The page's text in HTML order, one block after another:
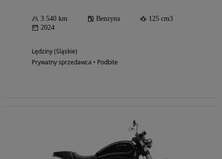
3 540 km Benzyna
125 cm3
2024
Lędziny (Śląskie)
Prywatny sprzedawca • Podbite